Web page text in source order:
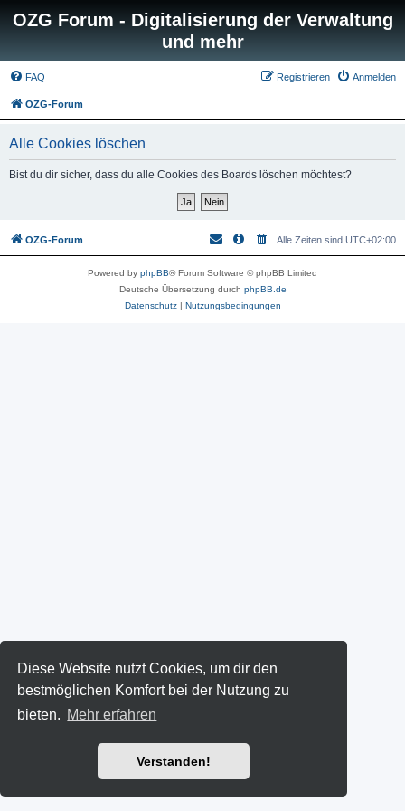
Diese Website nutzt Cookies, um dir den
bestmöglichen Komfort bei der Nutzung zu
bieten. Mehr erfahren
Verstanden!
OZG Forum - Digitalisierung der Verwaltung
und mehr
FAQ Anmelden
Registrieren
OZG-Forum
Alle Cookies löschen
Bist du dir sicher, dass du alle Cookies des Boards löschen möchtest?
OZG-Forum Alle Zeiten sind UTC+02:00
Powered by phpBB® Forum Software © phpBB Limited
Deutsche Übersetzung durch phpBB.de
Datenschutz| Nutzungsbedingungen